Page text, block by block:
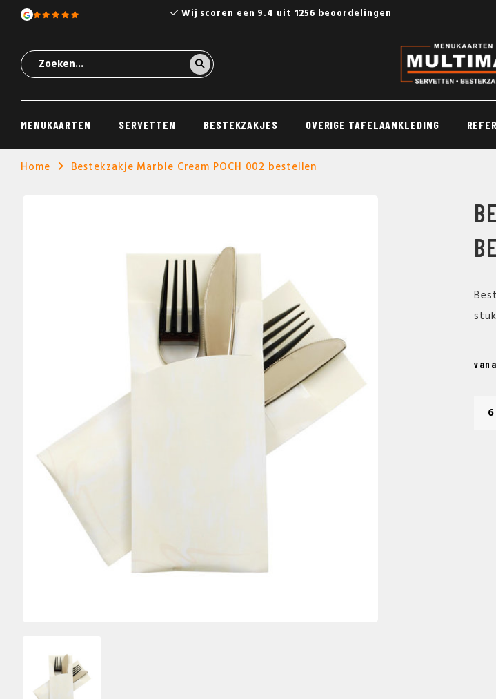
Wij scoren een 9.4 uit 1256 beoordelingen
MENUKAARTEN SERVETTEN BESTEKZAKJES OVERIGE TAFELAANKLEDING
Home Bestekzakje Marble Cream POCH 002 bestellen